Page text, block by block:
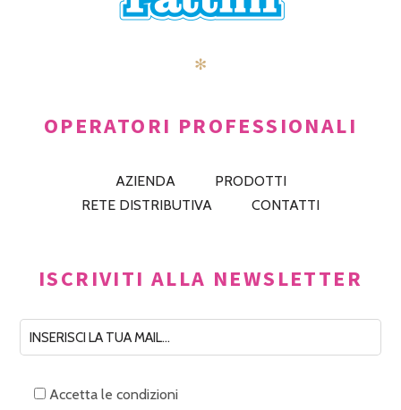
✻
OPERATORI PROFESSIONALI
AZIENDA
PRODOTTI
RETE DISTRIBUTIVA
CONTATTI
ISCRIVITI ALLA NEWSLETTER
Accetta le condizioni